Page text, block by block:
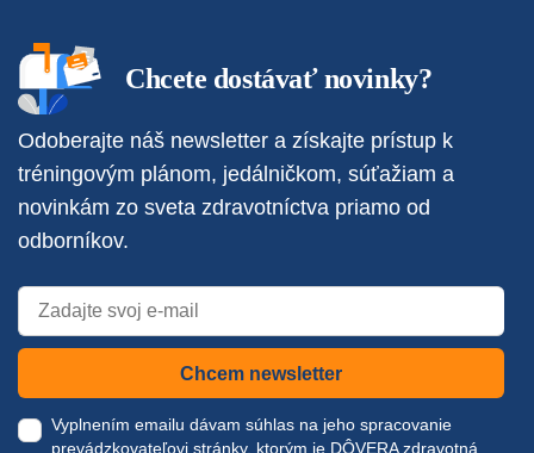
Chcete dostávať novinky?
Odoberajte náš newsletter a získajte prístup k
tréningovým plánom, jedálničkom, súťažiam a
novinkám zo sveta zdravotníctva priamo od
odborníkov.
Chcem newsletter
Vyplnením emailu dávam súhlas na jeho spracovanie
prevádzkovateľovi stránky, ktorým je DÔVERA zdravotná